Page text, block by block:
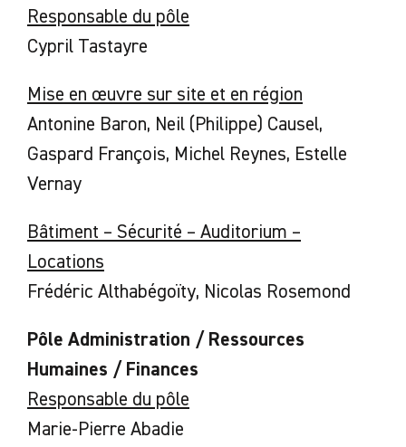
Responsable du pôle
Cypril Tastayre
Mise en œuvre sur site et en région
Antonine Baron, Neil (Philippe) Causel,
Gaspard François, Michel Reynes, Estelle
Vernay
Bâtiment – Sécurité – Auditorium –
Locations
Frédéric Althabégoïty, Nicolas Rosemond
Pôle Administration / Ressources
Humaines / Finances
Responsable du pôle
Marie-Pierre Abadie